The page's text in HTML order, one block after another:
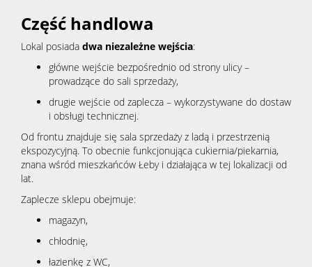
Część handlowa
Lokal posiada dwa niezależne wejścia:
główne wejście bezpośrednio od strony ulicy –
prowadzące do sali sprzedaży,
drugie wejście od zaplecza – wykorzystywane do dostaw
i obsługi technicznej.
Od frontu znajduje się sala sprzedaży z ladą i przestrzenią
ekspozycyjną. To obecnie funkcjonująca cukiernia/piekarnia,
znana wśród mieszkańców Łeby i działająca w tej lokalizacji od
lat.
Zaplecze sklepu obejmuje:
magazyn,
chłodnię,
łazienkę z WC,